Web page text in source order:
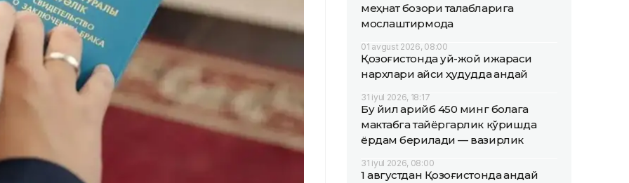
меҳнат бозори талабларига
мослаштирмоқда
01 avgust 2026, 08:00
Қозоғистонда уй-жой ижараси
нархлари қайси ҳудудда қандай
31 iyul 2026, 18:17
Бу йил қарийб 450 минг болага
мактабга тайёргарлик кўришда
ёрдам берилади — вазирлик
31 iyul 2026, 08:00
1 августдан Қозоғистонда қандай